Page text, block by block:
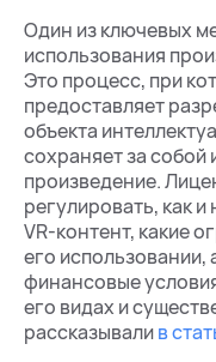
Один из ключевых
использования
Это процесс, при
предоставляет
объекта
сохраняет за собой
произведение.
регулировать, как и
VR-контент, какие
его использовании,
финансовые
его видах и
рассказывалив